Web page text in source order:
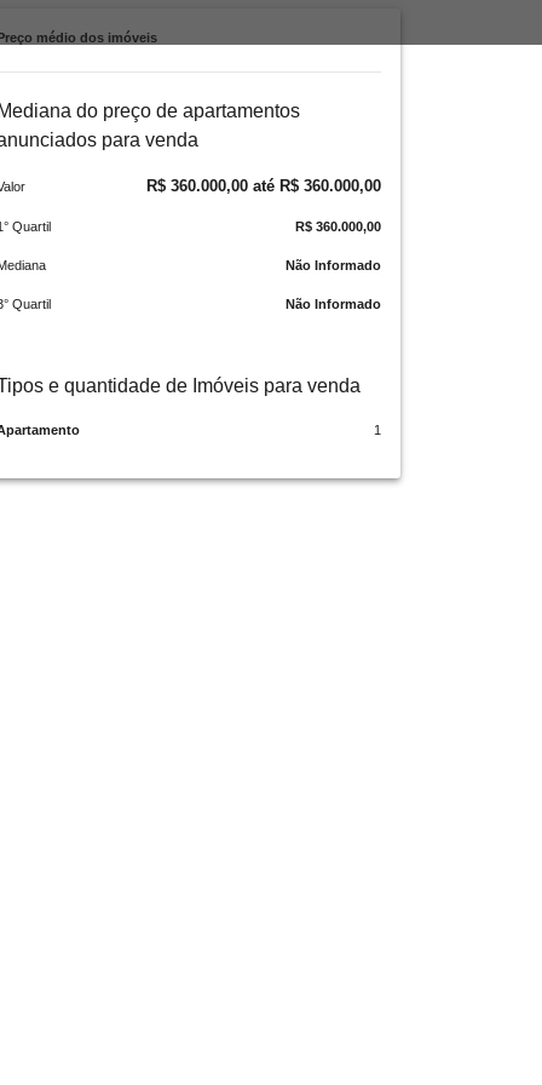
médio dos imóveis
Mediana do preço de apartamentos
para venda
R$ 360.000,00 até R$ 360.000,00
Quartil R$ 360.000,00
Não Informado
Quartil Não Informado
e quantidade de Imóveis para venda
1